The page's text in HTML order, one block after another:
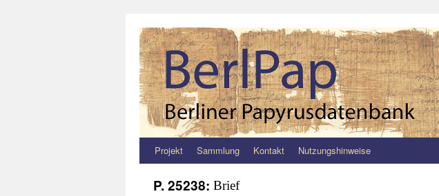
ZumProjekt Sammlung Kontakt Nutzungshinweise
P. 25238: Brief